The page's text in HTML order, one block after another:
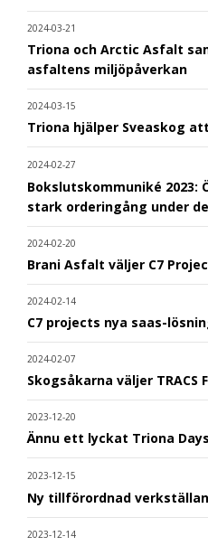
2024-03-21
Triona och Arctic Asfalt
asfaltens miljöpåverkan
2024-03-15
Triona hjälper Sveaskog
2024-02-27
Bokslutskommuniké 2023:
stark orderingång under
2024-02-20
Brani Asfalt väljer C7
2024-02-14
C7 projects nya saas-
2024-02-07
Skogsåkarna väljer TRACS
2023-12-20
Ännu ett lyckat Triona
2023-12-15
Ny tillförordnad
2023-12-14